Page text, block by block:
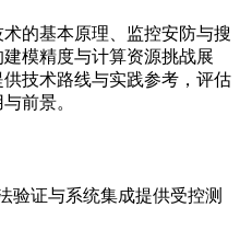
的基本原理、监控安防与搜
模精度与计算资源挑战展
技术路线与实践参考，评估
前景。
验证与系统集成提供受控测